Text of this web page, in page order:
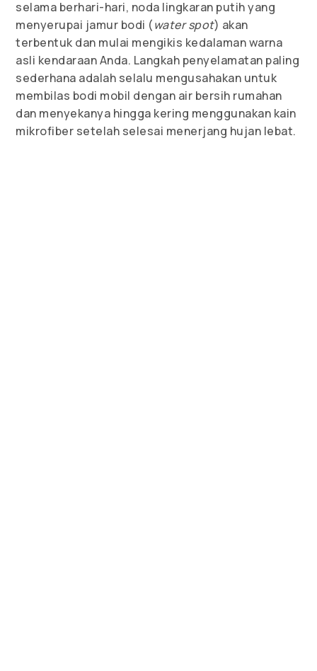
selama berhari-hari, noda lingkaran putih yang
menyerupai jamur bodi (water spot) akan
terbentuk dan mulai mengikis kedalaman warna
asli kendaraan Anda. Langkah penyelamatan paling
sederhana adalah selalu mengusahakan untuk
membilas bodi mobil dengan air bersih rumahan
dan menyekanya hingga kering menggunakan kain
mikrofiber setelah selesai menerjang hujan lebat.